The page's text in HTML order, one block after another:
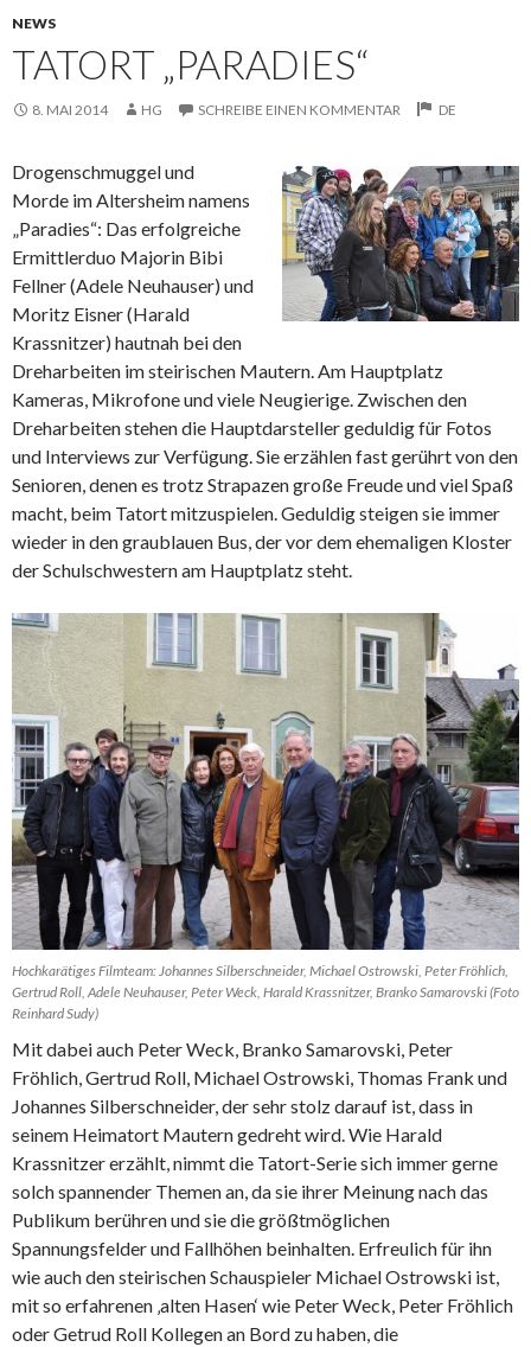
NEWS
TATORT „PARADIES“
8. MAI 2014 HG SCHREIBE EINEN KOMMENTAR DE
Drogenschmuggel und
Morde im Altersheim namens
„Paradies“: Das erfolgreiche
Ermittlerduo Majorin Bibi
Fellner (Adele Neuhauser) und
Moritz Eisner (Harald
Krassnitzer) hautnah bei den
Dreharbeiten im steirischen Mautern. Am Hauptplatz
Kameras, Mikrofone und viele Neugierige. Zwischen den
Dreharbeiten stehen die Hauptdarsteller geduldig für Fotos
und Interviews zur Verfügung. Sie erzählenfast gerührt von den
Senioren, denen es trotz Strapazen große Freude und viel Spaß
macht, beim Tatort mitzuspielen. Geduldig steigen sie immer
wieder in den graublauen Bus, der vor dem ehemaligen Kloster
der Schulschwestern am Hauptplatz steht.
Hochkarätiges Filmteam: Johannes Silberschneider, Michael Ostrowski, Peter Fröhlich,
Gertrud Roll, Adele Neuhauser, Peter Weck, Harald Krassnitzer, Branko Samarovski (Foto
Reinhard Sudy)
Mit dabei auch Peter Weck, Branko Samarovski, Peter
Fröhlich, Gertrud Roll, Michael Ostrowski, Thomas Frank und
Johannes Silberschneider, der sehr stolz darauf ist, dass in
seinem Heimatort Mautern gedreht wird. Wie Harald
Krassnitzer erzählt, nimmt die Tatort-Serie sich immer gerne
solch spannender Themen an, da sie ihrer Meinung nach das
Publikum berühren und sie die größtmöglichen
Spannungsfelder und Fallhöhen beinhalten. Erfreulich für ihn
wie auch den steirischen Schauspieler Michael Ostrowski ist,
mit so erfahrenen ‚alten Hasen‘ wie Peter Weck, Peter Fröhlich
oder Getrud Roll Kollegen an Bord zu haben, die